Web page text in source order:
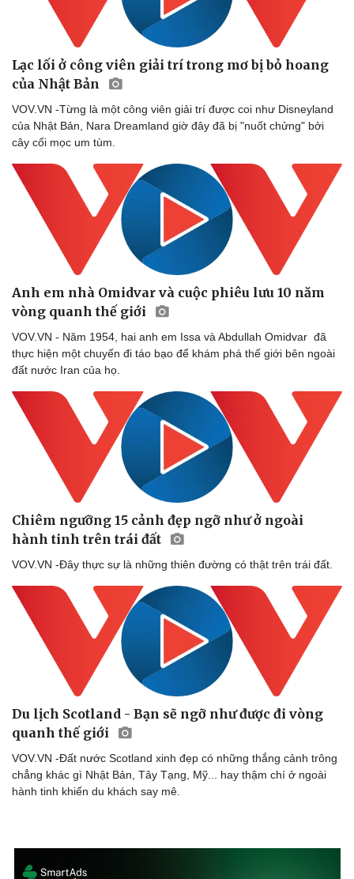
Dinh dưỡng - món ngon
Cây thuốc
Sản phụ khoa
Nhi khoa
Nam khoa
Làm đẹp - giảm cân
Phòng mạch online
Ăn sạch sống khỏe
Nhà đẹp
Blog
Lạc lối ở công viên giải trí trong mơ bị bỏ hoang
của Nhật Bản
VOV.VN -Từng là một công viên giải trí được coi như Disneyland
của Nhật Bản, Nara Dreamland giờ đây đã bị "nuốt chửng" bởi
cây cối mọc um tùm.
Anh em nhà Omidvar và cuộc phiêu lưu 10 năm
vòng quanh thế giới
VOV.VN - Năm 1954, hai anh em Issa và Abdullah Omidvar đã
thực hiện một chuyến đi táo bạo để khám phá thế giới bên ngoài
đất nước Iran của họ.
Chiêm ngưỡng 15 cảnh đẹp ngỡ như ở ngoài
hành tinh trên trái đất
VOV.VN -Đây thực sự là những thiên đường có thật trên trái đất.
Du lịch Scotland - Bạn sẽ ngỡ như được đi vòng
quanh thế giới
VOV.VN -Đất nước Scotland xinh đẹp có những thắng cảnh trông
chẳng khác gì Nhật Bản, Tây Tạng, Mỹ... hay thậm chí ở ngoài
hành tinh khiến du khách say mê.